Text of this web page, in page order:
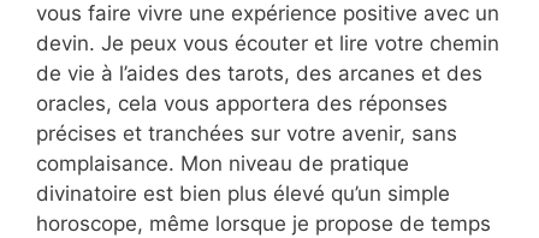
vous faire vivre une expérience positive avec un
devin. Je peux vous écouter et lire votre chemin
de vie à l’aides des tarots, des arcanes et des
oracles, cela vous apportera des réponses
précises et tranchées sur votre avenir, sans
complaisance. Mon niveau de pratique
divinatoire est bien plus élevé qu’un simple
horoscope, même lorsque je propose de temps